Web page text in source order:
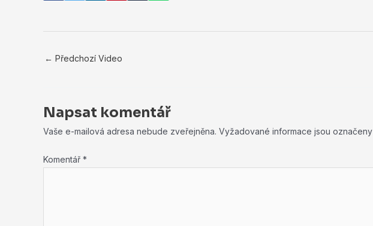
← Předchozí Video
Napsat komentář
Vaše e-mailová adresa nebude zveřejněna. Vyžadované informace jsou označeny
Komentář *